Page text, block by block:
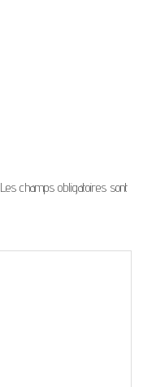
Les champs obligatoires sont